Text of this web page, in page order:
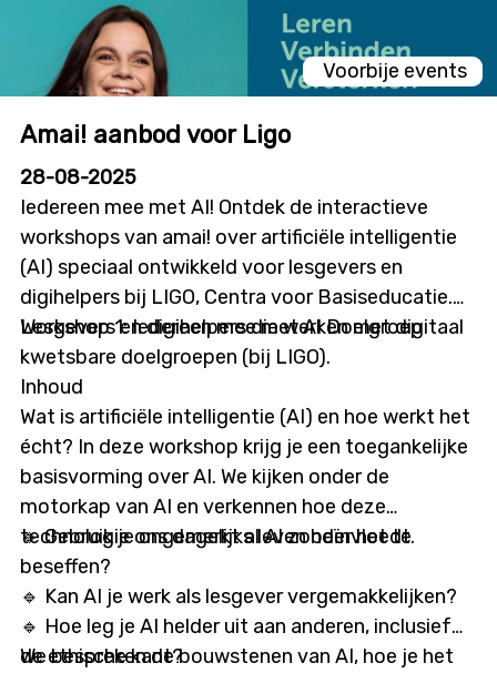
Voorbije events
Amai! aanbod voor Ligo
28-08-2025
Iedereen mee met AI! Ontdek de interactieve
workshops van amai! over artificiële intelligentie
(AI) speciaal ontwikkeld voor lesgevers en
digihelpers bij LIGO, Centra voor Basiseducatie.
Workshop 1: Iedereen mee met AI Doelgroep
Lesgevers en digihelpers die werken met digitaal
kwetsbare doelgroepen (bij LIGO).
Inhoud
Wat is artificiële intelligentie (AI) en hoe werkt het
écht? In deze workshop krijg je een toegankelijke
basisvorming over AI. We kijken onder de
motorkap van AI en verkennen hoe deze
technologie ons dagelijks leven beïnvloedt.
🔹 Gebruik je ongemerkt al AI zonder het te
beseffen?
🔹 Kan AI je werk als lesgever vergemakkelijken?
🔹 Hoe leg je AI helder uit aan anderen, inclusief
de ethische kant?
We bespreken de bouwstenen van AI, hoe je het